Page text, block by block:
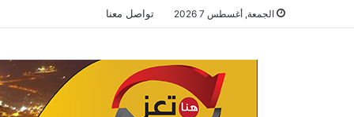
الجمعة, أغسطس 7 2026 تواصل معنا